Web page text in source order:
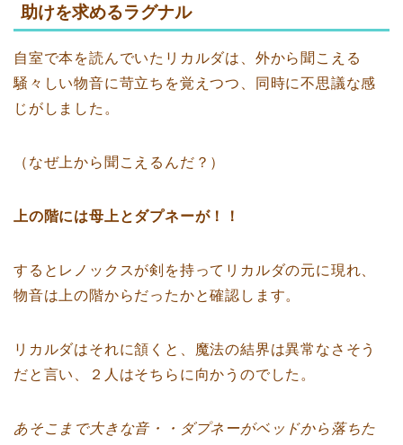
助けを求めるラグナル
自室で本を読んでいたリカルダは、外から聞こえる
騒々しい物音に苛立ちを覚えつつ、同時に不思議な感
じがしました。
（なぜ上から聞こえるんだ？）
上の階には母上とダプネーが！！
するとレノックスが剣を持ってリカルダの元に現れ、
物音は上の階からだったかと確認します。
リカルダはそれに頷くと、魔法の結界は異常なさそう
だと言い、２人はそちらに向かうのでした。
あそこまで大きな音・・ダプネーがベッドから落ちた